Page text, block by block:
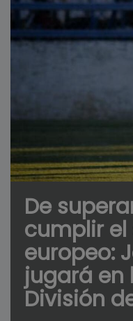
De
cumplir el
europeo:
jugará en
División